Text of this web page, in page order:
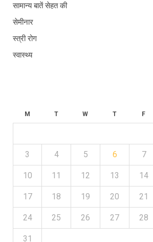
सामान्य बातें सेहत की
सेमीनार
स्त्री रोग
स्वास्थ्य
M T W T F
3 4 5 6 7
10 11 12 13 14
17 18 19 20 21
24 25 26 27 28
31